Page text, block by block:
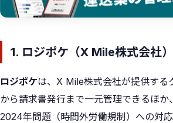
1. ロジポケ（X Mile株式会社）
ロジポケは、X Mile株式会社が提供する
から請求書発行まで一元管理できるほか
2024年問題（時間外労働規制）への対